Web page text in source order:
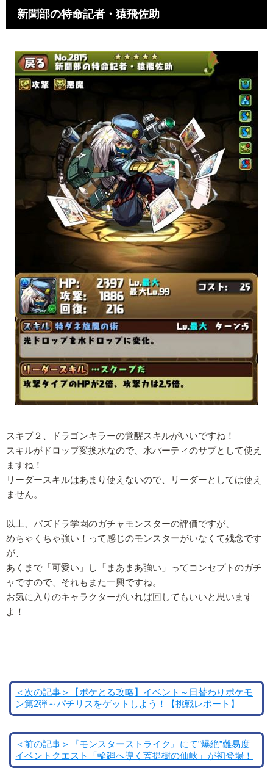
新聞部の特命記者・猿飛佐助
スキブ２、ドラゴンキラーの覚醒スキルがいいですね！
スキルがドロップ変換水なので、水パーティのサブとして使え
ますね！
リーダースキルはあまり使えないので、リーダーとしては使え
ません。
以上、パズドラ学園のガチャモンスターの評価ですが、
めちゃくちゃ強い！って感じのモンスターがいなくて残念です
が、
あくまで「可愛い」し「まあまあ強い」ってコンセプトのガチ
ャですので、それもまた一興ですね。
お気に入りのキャラクターがいれば回してもいいと思います
よ！
＜次の記事＞【ポケとる攻略】イベント～日替わりポケモ
ン第2弾～パチリスをゲットしよう！【挑戦レポート】
＜前の記事＞『モンスターストライク』にて”爆絶”難易度
イベントクエスト「輪廻へ導く菩提樹の仙峡」が初登場！